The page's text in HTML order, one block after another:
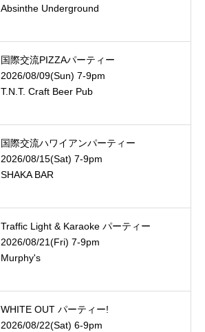
Absinthe Underground
国際交流PIZZAパーティー
2026/08/09(Sun) 7-9pm
T.N.T. Craft Beer Pub
国際交流ハワイアンパーティー
2026/08/15(Sat) 7-9pm
SHAKA BAR
Traffic Light & Karaoke パーティー
2026/08/21(Fri) 7-9pm
Murphy's
WHITE OUT パーティー!
2026/08/22(Sat) 6-9pm